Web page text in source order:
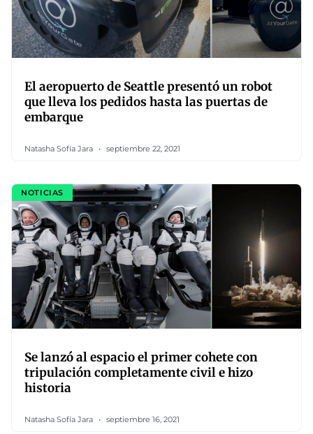
El aeropuerto de Seattle presentó un robot
que lleva los pedidos hasta las puertas de
embarque
Natasha Sofía Jara septiembre 22, 2021
NOTICIAS
Se lanzó al espacio el primer cohete con
tripulación completamente civil e hizo
historia
Natasha Sofía Jara septiembre 16, 2021